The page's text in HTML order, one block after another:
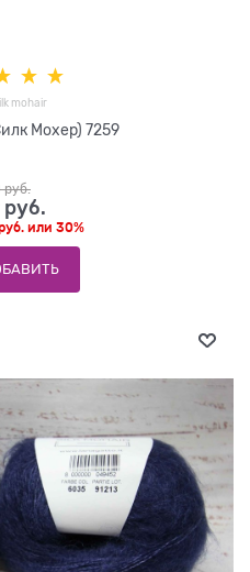
mohair
Мохер) 7259
руб.
руб.
или 30%